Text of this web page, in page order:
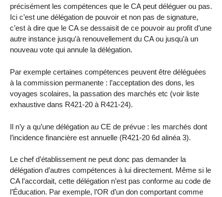
précisément les compétences que le CA peut déléguer ou pas.
Ici c’est une délégation de pouvoir et non pas de signature,
c’est à dire que le CA se dessaisit de ce pouvoir au profit d’une
autre instance jusqu’à renouvellement du CA ou jusqu’à un
nouveau vote qui annule la délégation.
Par exemple certaines compétences peuvent être déléguées
à la commission permanente : l’acceptation des dons, les
voyages scolaires, la passation des marchés etc (voir liste
exhaustive dans R421-20 à R421-24).
Il n’y a qu’une délégation au CE de prévue : les marchés dont
l’incidence financière est annuelle (R421-20 6d alinéa 3).
Le chef d’établissement ne peut donc pas demander la
délégation d’autres compétences à lui directement. Même si le
CA l’accordait, cette délégation n’est pas conforme au code de
l’Éducation. Par exemple, l’OR d’un don comportant comme